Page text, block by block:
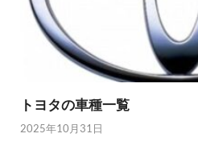
トヨタの車種一覧
2025年10月31日